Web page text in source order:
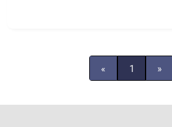
« 1 »